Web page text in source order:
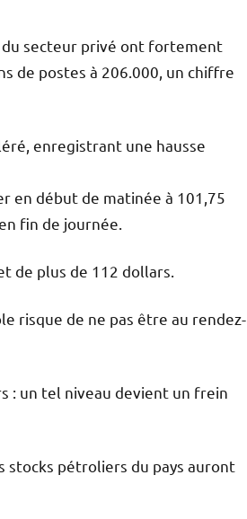
du secteur privé ont fortement
de postes à 206.000, un chiffre
enregistrant une hausse
en début de matinée à 101,75
fin de journée.
de plus de 112 dollars.
risque de ne pas être au rendez-
: un tel niveau devient un frein
stocks pétroliers du pays auront